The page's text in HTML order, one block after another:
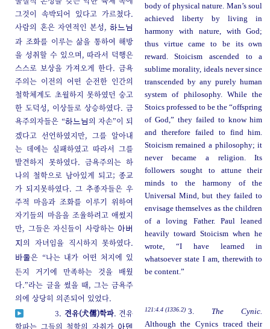
그것이 속박되어 있다고 가르쳤다.
사람의 혼은 자연적인 본성,하느님
과 조화를 이루는 삶을 통하여 해방
을 성취할 수 있으며, 따라서 덕행은
스스로 보상을 가져오게 한다. 금욕
주의는 이전의 어떤 순전한 인간의
철학체계도 초월하지 못하였던 숭고
한 도덕성, 이상들로 상승하였다. 금
욕주의자들은 “하느님 의 자손”이 되
겠다고 선언하였지만, 그를 알아내
는 데에는 실패하였고 따라서 그를
발견하지 못하였다. 금욕주의는 하
나의 철학으로 남아있게 되고; 종교
가 되지못하였다. 그 추종자들은 우
주적 마음과 조화를 이루기 위하여
자기들의 마음을 조율하려고 애썼지
만, 그들은 자신들이 사랑하는 아버
지의 자녀임을 직시하지 못하였다.
바울은 “나는 내가 어떤 처지에 있
든지 거기에 만족하는 것을 배웠
다.”라는 글을 썼을 때, 그는 금욕주
의에 상당히 의존되어 있었다.
body of physical nature. Man’s soul
achieved liberty by living in
harmony with nature, with God;
thus virtue came to be its own
reward. Stoicism ascended to a
sublime morality, ideals never since
transcended by any purely human
system of philosophy. While the
Stoics professed to be the “offspring
of God,” they failed to know him
and therefore failed to find him.
Stoicism remained a philosophy; it
never became a religion. Its
followers sought to attune their
minds to the harmony of the
Universal Mind, but they failed to
envisage themselves as the children
of a loving Father. Paul leaned
heavily toward Stoicism when he
wrote, “I have learned in
whatsoever state I am, therewith to
be content.”
3. 견유(犬儒)학파. 견유
학파는 그들의 철학의 자취가
121:4.4 (1336.2) 3. The Cynic.
Although the Cynics traced their